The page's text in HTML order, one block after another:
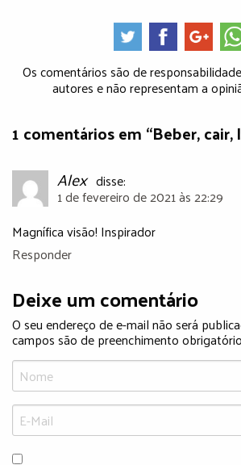
Os comentários são de
autores e não representam a
1 comentários em “Beber, cair,
Alex disse:
1 de fevereiro de 2021 às 22:29
Magnífica visão! Inspirador
Responder
Deixe um comentário
O seu endereço de e-mail não será
campos são de preenchimento